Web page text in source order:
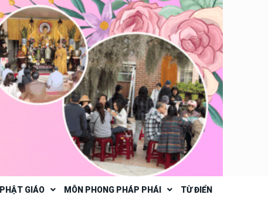
GIÁO MÔN PHONG PHÁP PHÁI TỪ ĐIỂN